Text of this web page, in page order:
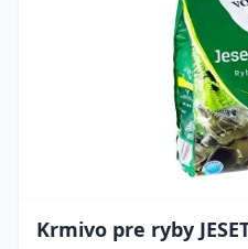
Krmivo pre ryby